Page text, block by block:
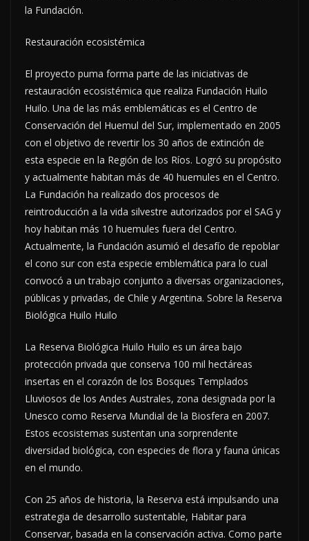
la Fundación.
Restauración ecosistémica
El proyecto puma forma parte de las iniciativas de
restauración ecosistémica que realiza Fundación Huilo
Huilo. Una de las más emblemáticas es el Centro de
Conservación del Huemul del Sur, implementado en 2005
con el objetivo de revertir los 30 años de extinción de
esta especie en la Región de los Ríos. Logró su propósito
y actualmente habitan más de 40 huemules en el Centro.
La Fundación ha realizado dos procesos de
reintroducción a la vida silvestre autorizados por el SAG y
hoy habitan más 10 huemules fuera del Centro.
Actualmente, la Fundación asumió el desafío de repoblar
el cono sur con esta especie emblemática para lo cual
convocó a un trabajo conjunto a diversas organizaciones,
públicas y privadas, de Chile y Argentina. Sobre la Reserva
Biológica Huilo Huilo
La Reserva Biológica Huilo Huilo es un área bajo
protección privada que conserva 100 mil hectáreas
insertas en el corazón de los Bosques Templados
Lluviosos de los Andes Australes, zona designada por la
Unesco como Reserva Mundial de la Biosfera en 2007.
Estos ecosistemas sustentan una sorprendente
diversidad biológica, con especies de flora y fauna únicas
en el mundo.
Con 25 años de historia, la Reserva está impulsando una
estrategia de desarrollo sustentable, Habitar para
Conservar, basada en la conservación activa. Como parte